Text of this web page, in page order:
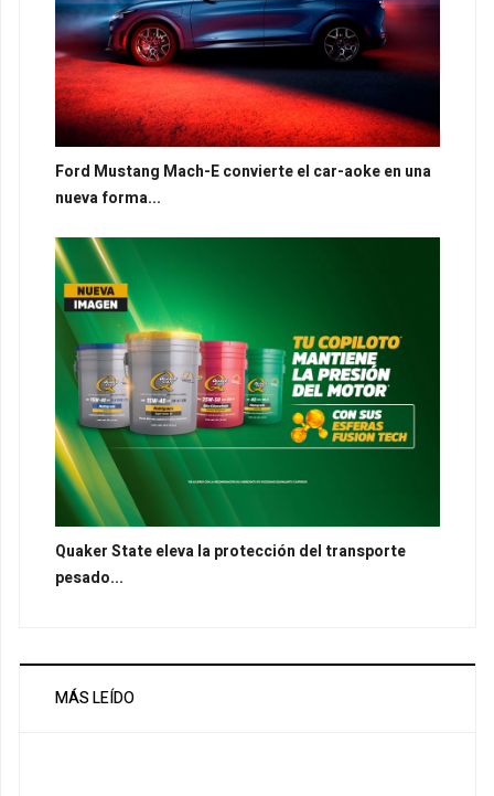
Ford Mustang Mach-E convierte el car-aoke en una
nueva forma...
Quaker State eleva la protección del transporte
pesado...
MÁS LEÍDO